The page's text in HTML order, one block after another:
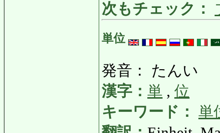
次もチェック：
単位
発音： たんい
漢字： 単 , 位
キーワード： 単